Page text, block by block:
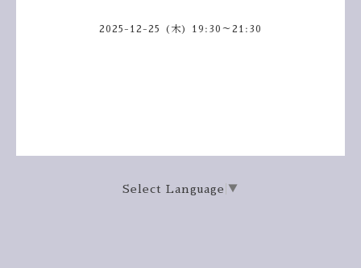
2025-12-25 (木) 19:30～21:30
Select Language ▼